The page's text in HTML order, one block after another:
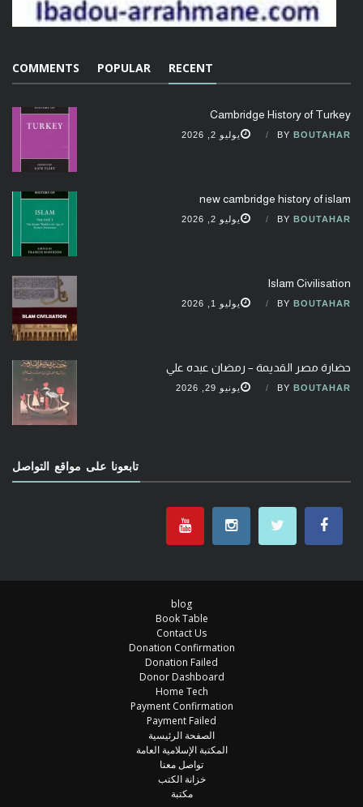
RECENT
POPULAR
COMMENTS
Cambridge History of Turkey
BY BOUTAHAR يوليو 2, 2026
new cambridge history of islam
BY BOUTAHAR يوليو 2, 2026
Islam Civilisation
BY BOUTAHAR يوليو 1, 2026
حضارة مصر القديمة – رمضان عبده علي
BY BOUTAHAR يونيو 29, 2026
تابعونا على مواقع التواصل
blog
Book Table
Contact Us
Donation Confirmation
Donation Failed
Donor Dashboard
Home Tech
Payment Confirmation
Payment Failed
الصفحة الرئيسية
المكتبة الإسلامية العامة
تواصل معنا
خزانة الكتب
مكتبة